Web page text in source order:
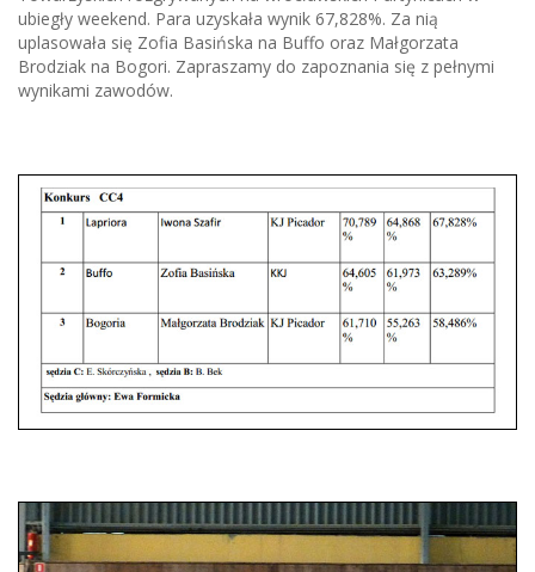
ubiegły weekend. Para uzyskała wynik 67,828%. Za nią
uplasowała się Zofia Basińska na Buffo oraz Małgorzata
Brodziak na Bogori. Zapraszamy do zapoznania się z pełnymi
wynikami zawodów.